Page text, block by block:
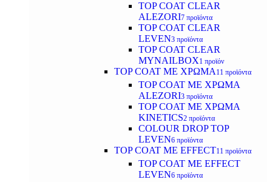
TOP COAT CLEAR
ALEZORI7 προϊόντα
TOP COAT CLEAR
LEVEN3 προϊόντα
TOP COAT CLEAR
MYNAILBOX1 προϊόν
TOP COAT ΜΕ ΧΡΩΜΑ 11 προϊόντα
TOP COAT ΜΕ ΧΡΩΜΑ
ALEZORI3 προϊόντα
TOP COAT ΜΕ ΧΡΩΜΑ
KINETICS2 προϊόντα
COLOUR DROP TOP
LEVEN6 προϊόντα
TOP COAT ΜΕ EFFECT11 προϊόντα
TOP COAT ME EFFECT
LEVEN6 προϊόντα